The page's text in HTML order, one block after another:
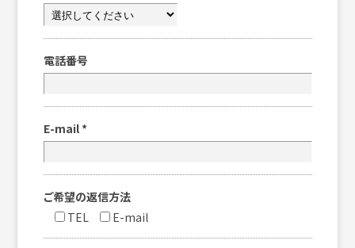
電話番号
E-mail *
ご希望の返信方法
TEL
E-mail